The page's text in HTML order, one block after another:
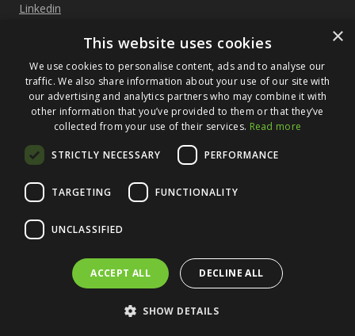
Linkedin
SITEMAP
Über Füldner
Maschinen
Service
Neuigkeiten und Veranstaltungen
Kontakt
×
This website uses cookies
We use cookies to personalise content, ads and to analyse our
traffic. We also share information about your use of our site with
our advertising and analytics partners who may combine it with
other information that you’ve provided to them or that they’ve
collected from your use of their services. Read more
STRICTLY NECESSARY PERFORMANCE
TARGETING FUNCTIONALITY
UNCLASSIFIED
ACCEPT ALL DECLINE ALL
SHOW DETAILS